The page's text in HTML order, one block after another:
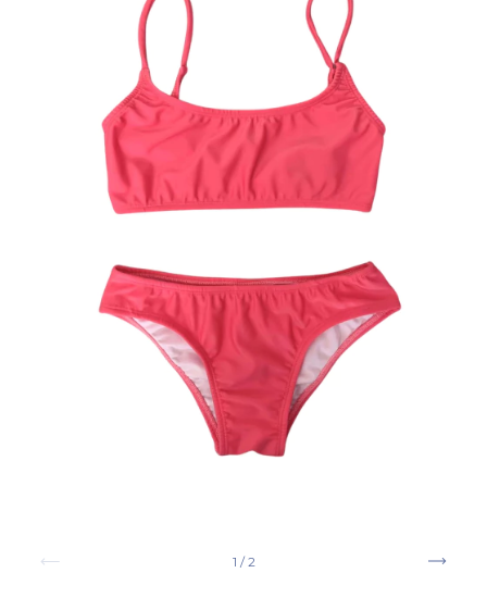
1 /2